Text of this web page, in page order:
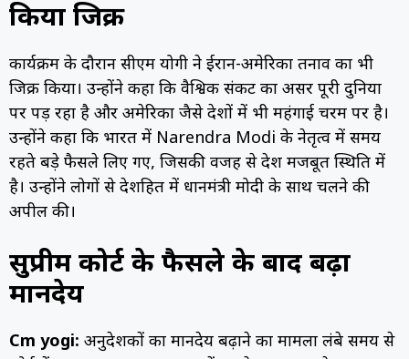
किया जिक्र
कार्यक्रम के दौरान सीएम योगी ने ईरान-अमेरिका तनाव का भी
जिक्र किया। उन्होंने कहा कि वैश्विक संकट का असर पूरी दुनिया
पर पड़ रहा है और अमेरिका जैसे देशों में भी महंगाई चरम पर है।
उन्होंने कहा कि भारत में Narendra Modi के नेतृत्व में समय
रहते बड़े फैसले लिए गए, जिसकी वजह से देश मजबूत स्थिति में
है। उन्होंने लोगों से देशहित में प्रधानमंत्री मोदी के साथ चलने की
अपील की।
सुप्रीम कोर्ट के फैसले के बाद बढ़ा
मानदेय
Cm yogi: अनुदेशकों का मानदेय बढ़ाने का मामला लंबे समय से